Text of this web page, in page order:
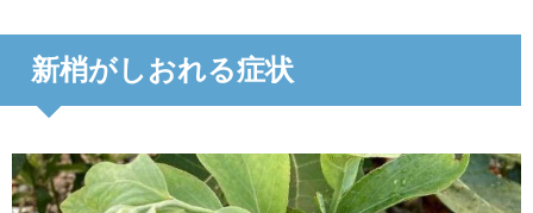
新梢がしおれる症状